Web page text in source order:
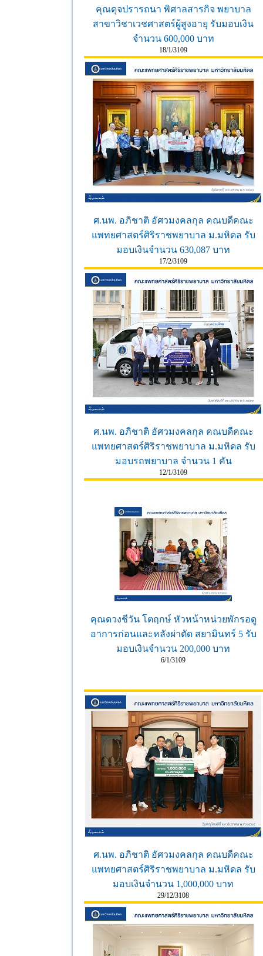
คุณดุจปรารถนา พิศาลสารกิจ พยาบาล
สาขาวิชาเวชศาสตร์ผู้สูงอายุ รับมอบเงิน
จำนวน 600,000 บาท
18/1/3109
ศ.นพ. อภิชาติ อัศวมงคลกุล คณบดีคณะ
แพทยศาสตร์ศิริราชพยาบาล ม.มหิดล รับ
มอบเงินจำนวน 630,087 บาท
17/2/3109
ศ.นพ. อภิชาติ อัศวมงคลกุล คณบดีคณะ
แพทยศาสตร์ศิริราชพยาบาล ม.มหิดล รับ
มอบรถพยาบาล จำนวน 1 คัน
12/1/3109
คุณดวงชีวัน โตฤกษ์ หัวหน้าหน่วยพักรอดู
อาการก่อนและหลังผ่าตัด สยามินทร์ 5 รับ
มอบเงินจำนวน 200,000 บาท
6/1/3109
ศ.นพ. อภิชาติ อัศวมงคลกุล คณบดีคณะ
แพทยศาสตร์ศิริราชพยาบาล ม.มหิดล รับ
มอบเงินจำนวน 1,000,000 บาท
29/12/3108